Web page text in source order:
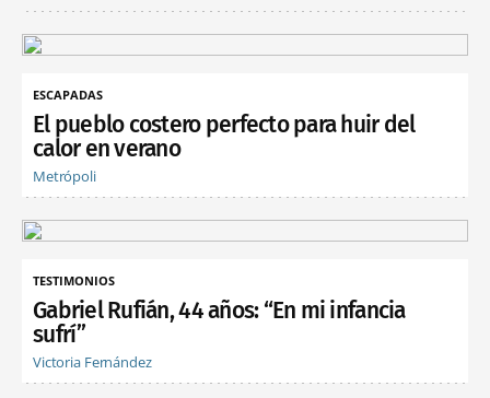
ESCAPADAS
El pueblo costero perfecto para huir del
calor en verano
Metrópoli
TESTIMONIOS
Gabriel Rufián, 44 años: “En mi infancia
sufrí”
Victoria Fernández